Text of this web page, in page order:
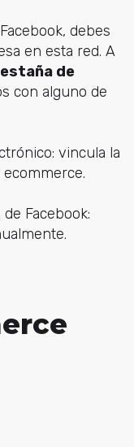
debes
en esta red. A
de
con alguno de
vincula la
Facebook: